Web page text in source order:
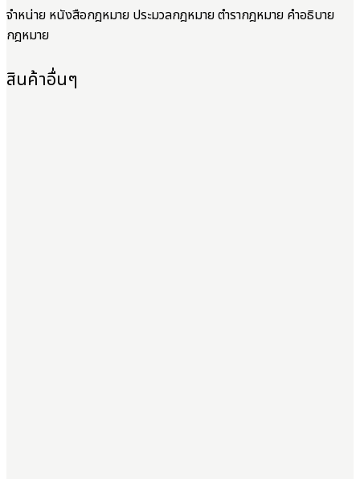
จำหน่าย หนังสือกฎหมาย ประมวลกฎหมาย ตำรากฎหมาย คำอธิบาย
กฎหมาย
สินค้าอื่นๆ